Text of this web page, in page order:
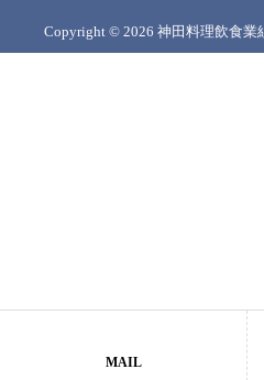
Copyright © 2026 神田料理飲食業
MAIL